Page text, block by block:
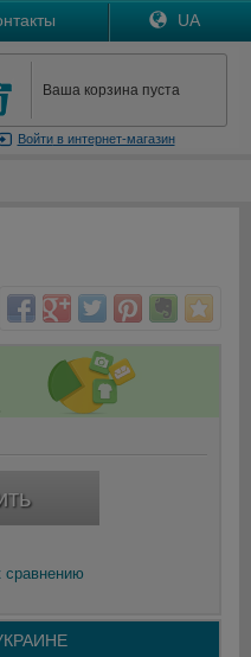
UA
Ваша корзина пуста
Войтив интернет-магазин
сравнению